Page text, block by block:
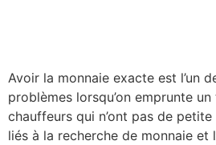
Avoir la monnaie exacte est l’un
problèmes lorsqu’on emprunte
chauffeurs qui n’ont pas de
liés à la recherche de monnaie et